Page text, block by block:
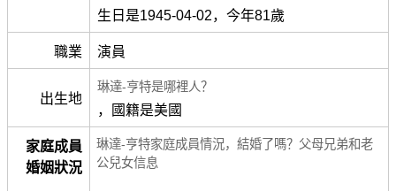
生日是1945-04-02，今年81歲
職業 演員
出生地
琳達-亨特是哪裡人？
，國籍是美國
家庭成員
婚姻狀況
琳達-亨特家庭成員情況，結婚了嗎？父母兄弟和老
公兒女信息